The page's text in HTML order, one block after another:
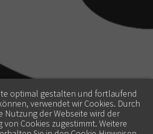
optimal gestalten und fortlaufend
verwendet wir Cookies. Durch
Nutzung der Webseite wird der
von Cookies zugestimmt. Weitere